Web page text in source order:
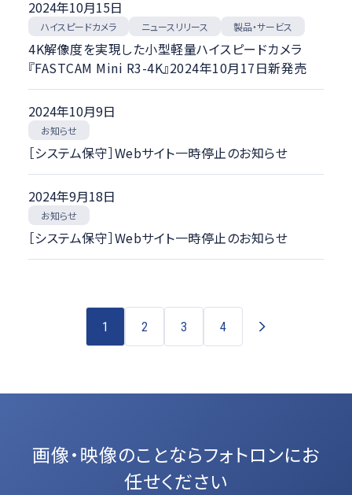
2024年10月15日
ハイスピードカメラ ニュースリリース 製品・サービス
4K解像度を実現した小型軽量ハイスピードカメラ
『FASTCAM Mini R3-4K』2024年10月17日新発売
2024年10月9日
お知らせ
［システム保守］Webサイト一時停止のお知らせ
2024年9月18日
お知らせ
［システム保守］Webサイト一時停止のお知らせ
1 2 3 4
画像・映像のことならフォトロンにお
任せください